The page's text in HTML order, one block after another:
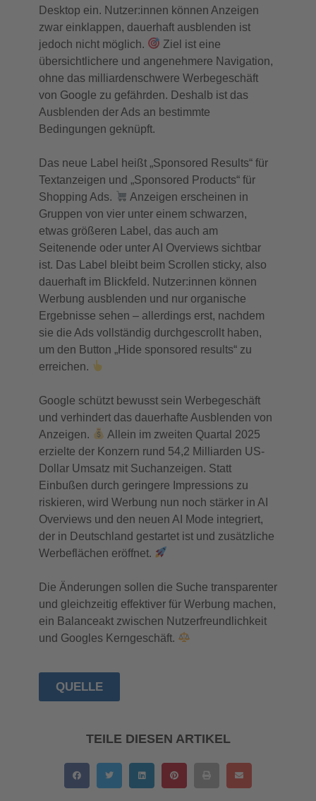
Desktop ein. Nutzer:innen können Anzeigen
zwar einklappen, dauerhaft ausblenden ist
jedoch nicht möglich.
Ziel ist eine
übersichtlichere und angenehmere Navigation,
ohne das milliardenschwere Werbegeschäft
von Google zu gefährden. Deshalb ist das
Ausblenden der Ads an bestimmte
Bedingungen geknüpft.
Das neue Label heißt „Sponsored Results“ für
Textanzeigen und „Sponsored Products“ für
Shopping Ads.
Anzeigen erscheinen in
Gruppen von vier unter einem schwarzen,
etwas größeren Label, das auch am
Seitenende oder unter AI Overviews sichtbar
ist. Das Label bleibt beim Scrollen sticky, also
dauerhaft im Blickfeld. Nutzer:innen können
Werbung ausblenden und nur organische
Ergebnisse sehen – allerdings erst, nachdem
sie die Ads vollständig durchgescrollt haben,
um den Button „Hide sponsored results“ zu
erreichen.
Google schützt bewusst sein Werbegeschäft
und verhindert das dauerhafte Ausblenden von
Anzeigen.
Allein im zweiten Quartal 2025
erzielte der Konzern rund 54,2 Milliarden US-
Dollar Umsatz mit Suchanzeigen. Statt
Einbußen durch geringere Impressions zu
riskieren, wird Werbung nun noch stärker in AI
Overviews und den neuen AI Mode integriert,
der in Deutschland gestartet ist und zusätzliche
Werbeflächen eröffnet.
Die Änderungen sollen die Suche transparenter
und gleichzeitig effektiver für Werbung machen,
ein Balanceakt zwischen Nutzerfreundlichkeit
und Googles Kerngeschäft.
QUELLE
TEILE DIESEN ARTIKEL